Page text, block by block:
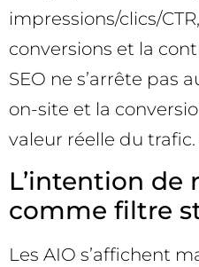
impressions/clics/
conversions et la
SEO ne s’arrête pas
on-site et la
valeur réelle du trafic.
L’intention de
comme filtre
Les AIO s’affichent